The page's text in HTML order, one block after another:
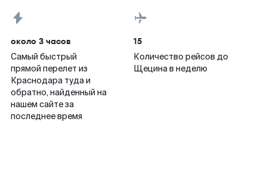
около 3 часов
Самый быстрый
прямой перелет из
Краснодара туда и
обратно, найденный на
нашем сайте за
последнее время
15
Количество рейсов до
Щецина в неделю